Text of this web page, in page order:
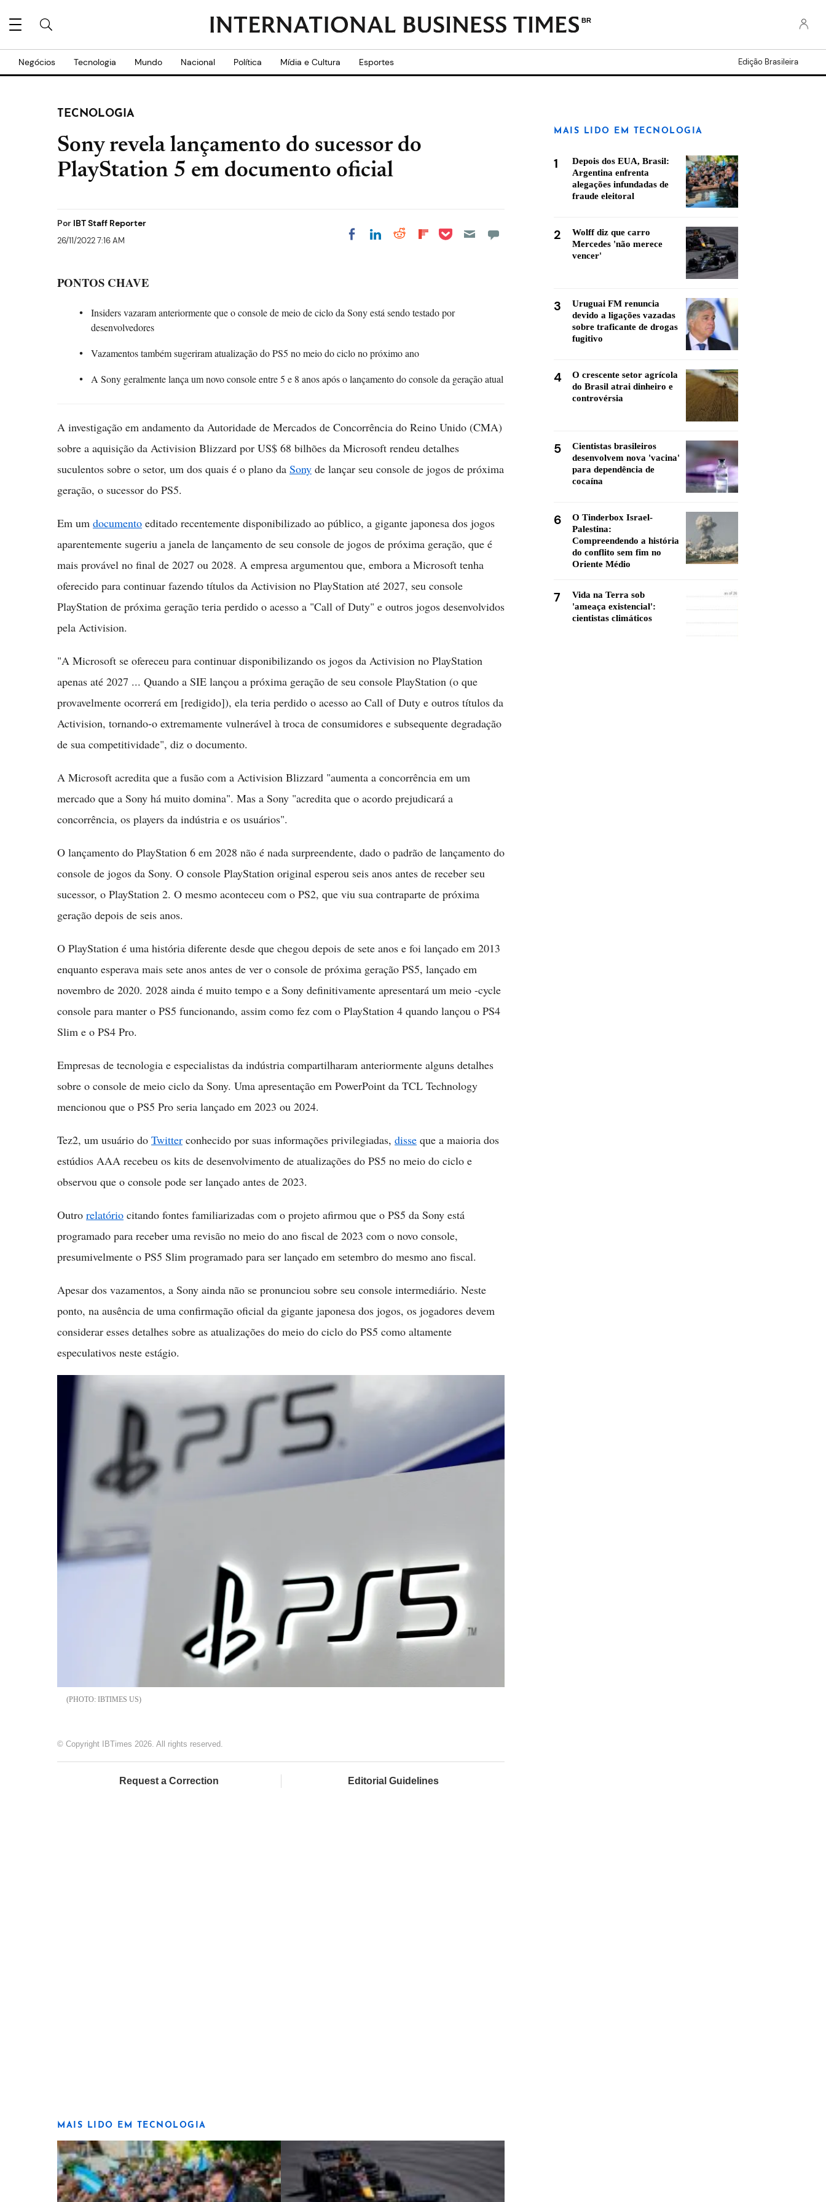
BR
Negócios Tecnologia Mundo Nacional Política Mídia e Cultura Esportes Edição Brasileira
TECNOLOGIA
Sony revela lançamento do sucessor do
PlayStation 5 em documento oficial
Por IBT Staff Reporter
26/11/2022 7:16 AM Share on Facebook
Share on LinkedIn
Share on Reddit
Share on
Share on Pocket
PONTOS CHAVE
Insiders vazaram anteriormente que o console de meio de ciclo da Sony está sendo testado por
desenvolvedores
Vazamentos também sugeriram atualização do PS5 no meio do ciclo no próximo ano
A Sony geralmente lança um novo console entre 5 e 8 anos após o lançamento do console da geração atual
A investigação em andamento da Autoridade de Mercados de Concorrência do Reino Unido (CMA)
sobre a aquisição da Activision Blizzard por US$ 68 bilhões da Microsoft rendeu detalhes
suculentos sobre o setor, um dos quais é o plano da Sony de lançar seu console de jogos de próxima
geração, o sucessor do PS5.
Em um documento editado recentemente disponibilizado ao público, a gigante japonesa dos jogos
aparentemente sugeriu a janela de lançamento de seu console de jogos de próxima geração, que é
mais provável no final de 2027 ou 2028. A empresa argumentou que, embora a Microsoft tenha
oferecido para continuar fazendo títulos da Activision no PlayStation até 2027, seu console
PlayStation de próxima geração teria perdido o acesso a "Call of Duty" e outros jogos desenvolvidos
pela Activision.
"A Microsoft se ofereceu para continuar disponibilizando os jogos da Activision no PlayStation
apenas até 2027 ... Quando a SIE lançou a próxima geração de seu console PlayStation (o que
provavelmente ocorrerá em [redigido]), ela teria perdido o acesso ao Call of Duty e outros títulos da
Activision, tornando-o extremamente vulnerável à troca de consumidores e subsequente degradação
de sua competitividade", diz o documento.
A Microsoft acredita que a fusão com a Activision Blizzard "aumenta a concorrência em um
mercado que a Sony há muito domina". Mas a Sony "acredita que o acordo prejudicará a
concorrência, os players da indústria e os usuários".
O lançamento do PlayStation 6 em 2028 não é nada surpreendente, dado o padrão de lançamento do
console de jogos da Sony. O console PlayStation original esperou seis anos antes de receber seu
sucessor, o PlayStation 2. O mesmo aconteceu com o PS2, que viu sua contraparte de próxima
geração depois de seis anos.
O PlayStation é uma história diferente desde que chegou depois de sete anos e foi lançado em 2013
enquanto esperava mais sete anos antes de ver o console de próxima geração PS5, lançado em
novembro de 2020. 2028 ainda é muito tempo e a Sony definitivamente apresentará um meio -cycle
console para manter o PS5 funcionando, assim como fez com o PlayStation 4 quando lançou o PS4
Slim e o PS4 Pro.
Empresas de tecnologia e especialistas da indústria compartilharam anteriormente alguns detalhes
sobre o console de meio ciclo da Sony. Uma apresentação em PowerPoint da TCL Technology
mencionou que o PS5 Pro seria lançado em 2023 ou 2024.
Tez2, um usuário do Twitter conhecido por suas informações privilegiadas, disse que a maioria dos
estúdios AAA recebeu os kits de desenvolvimento de atualizações do PS5 no meio do ciclo e
observou que o console pode ser lançado antes de 2023.
Outro relatório citando fontes familiarizadas com o projeto afirmou que o PS5 da Sony está
programado para receber uma revisão no meio do ano fiscal de 2023 com o novo console,
presumivelmente o PS5 Slim programado para ser lançado em setembro do mesmo ano fiscal.
Apesar dos vazamentos, a Sony ainda não se pronunciou sobre seu console intermediário. Neste
ponto, na ausência de uma confirmação oficial da gigante japonesa dos jogos, os jogadores devem
considerar esses detalhes sobre as atualizações do meio do ciclo do PS5 como altamente
especulativos neste estágio.
IBTIMES US
© Copyright IBTimes 2026. All rights reserved.
Request a Correction Editorial Guidelines
MAIS LIDO EM TECNOLOGIA
MAIS LIDO EM TECNOLOGIA
1
Depois dos EUA, Brasil:
Argentina enfrenta
alegações infundadas de
fraude eleitoral
2
Wolff diz que carro
Mercedes 'não merece
vencer'
3
Uruguai FM renuncia
devido a ligações vazadas
sobre traficante de drogas
fugitivo
4
O crescente setor agrícola
do Brasil atrai dinheiro e
controvérsia
5
Cientistas brasileiros
desenvolvem nova 'vacina'
para dependência de
cocaína
6
O Tinderbox Israel-
Palestina:
Compreendendo a história
do conflito sem fim no
Oriente Médio
7
Vida na Terra sob
'ameaça existencial':
cientistas climáticos